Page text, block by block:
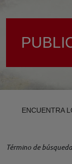
ENCUENTRA
Término de